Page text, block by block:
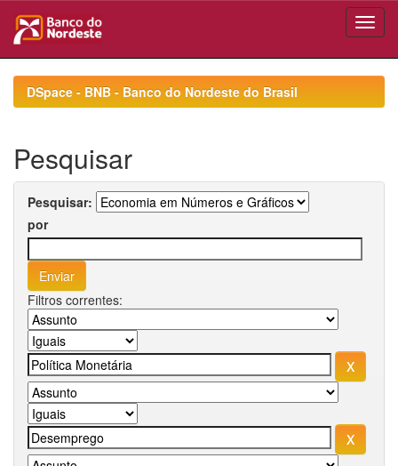
navigationDSpace - BNB - Banco do Nordeste do Brasil
Pesquisar
Pesquisar:
por
Filtros correntes: